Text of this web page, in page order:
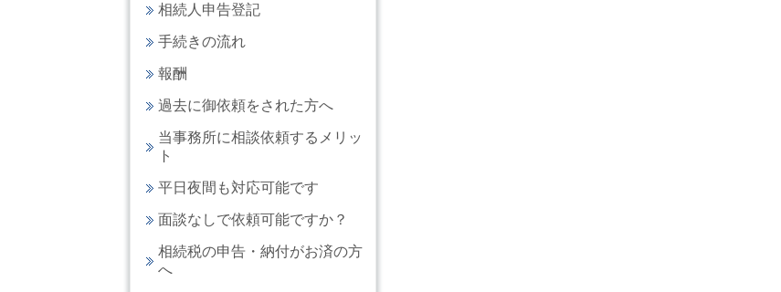
相続人申告登記
手続きの流れ
報酬
過去に御依頼をされた方へ
当事務所に相談依頼するメリッ
ト
平日夜間も対応可能です
面談なしで依頼可能ですか？
相続税の申告・納付がお済の方
へ